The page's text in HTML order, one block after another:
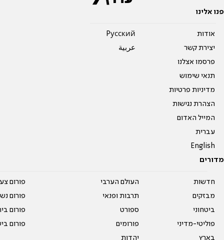
פנו אלינו
אודות
יצירת קשר
פרסמו אצלנו
תנאי שימוש
מדיניות פרטיות
הצהרת נגישות
המייל האדום
עברית
English
Pусский
عربية
מדורים
חדשות
מבזקים
ביטחוני
פוליטי-מדיני
בארץ
העולם הערבי
תרבות ופנאי
ספורט
פורומים
יהדות
פורום
פורום
פורום
פורום